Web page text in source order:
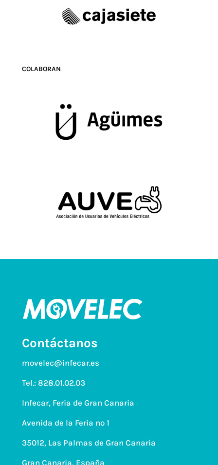
COLABORAN
Contáctanos
movelec@infecar.es
Tel.: 828.01.02.03
Infecar, Feria de Gran Canaria
Avenida de la Feria nº 1
35012, Las Palmas de Gran Canaria
Gran Canaria, España